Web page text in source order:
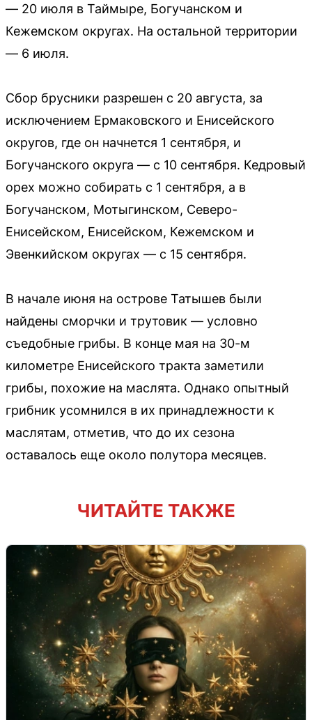
— 20 июля в Таймыре, Богучанском и
Кежемском округах. На остальной территории
— 6 июля.
Сбор брусники разрешен с 20 августа, за
исключением Ермаковского и Енисейского
округов, где он начнется 1 сентября, и
Богучанского округа — с 10 сентября. Кедровый
орех можно собирать с 1 сентября, а в
Богучанском, Мотыгинском, Северо-
Енисейском, Енисейском, Кежемском и
Эвенкийском округах — с 15 сентября.
В начале июня на острове Татышев были
найдены сморчки и трутовик — условно
съедобные грибы. В конце мая на 30-м
километре Енисейского тракта заметили
грибы, похожие на маслята. Однако опытный
грибник усомнился в их принадлежности к
маслятам, отметив, что до их сезона
оставалось еще около полутора месяцев.
ЧИТАЙТЕ ТАКЖЕ